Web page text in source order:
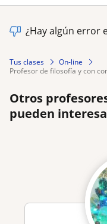
¿Hay algún error
Tus clases
On-line
profesor de filosofía y con
Otros
pueden